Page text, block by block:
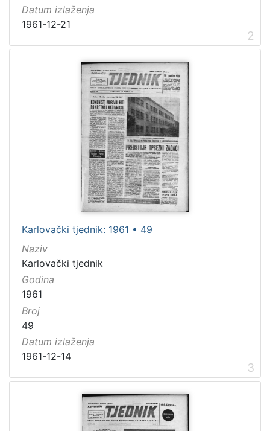
Datum izlaženja
1961-12-21
2
Karlovački tjednik: 1961 • 49
Naziv
Karlovački tjednik
Godina
1961
Broj
49
Datum izlaženja
1961-12-14
3